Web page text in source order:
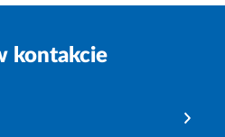
kontakcie